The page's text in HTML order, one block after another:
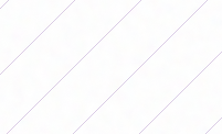
Zona A
Chacarita 1-0
Chicago 2-3 Atlas
Talleres (R.E) 1-2